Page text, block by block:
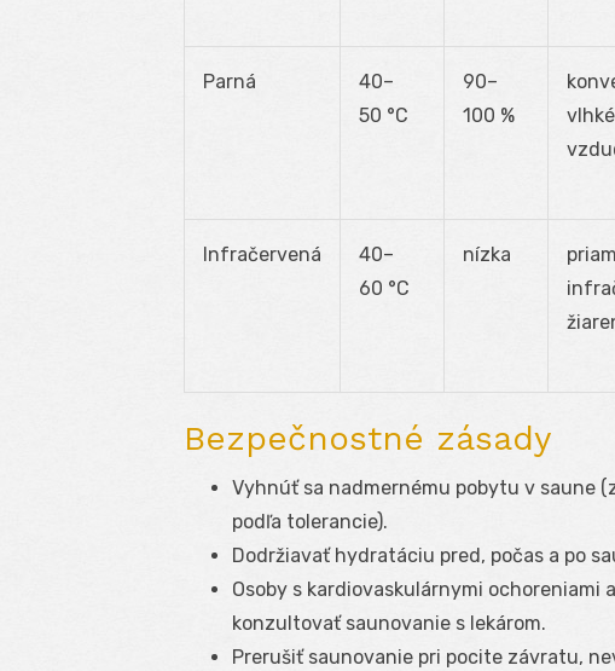
Parná
40–
50 °C
90–
100 %
Infračervená
40–
60 °C
nízka
Bezpečnostné zásady
Vyhnúť sa nadmernému pobytu v saune
podľa tolerancie).
Dodržiavať hydratáciu pred, počas a po
Osoby s kardiovaskulárnymi ochoreniami
konzultovať saunovanie s lekárom.
Prerušiť saunovanie pri pocite závratu,